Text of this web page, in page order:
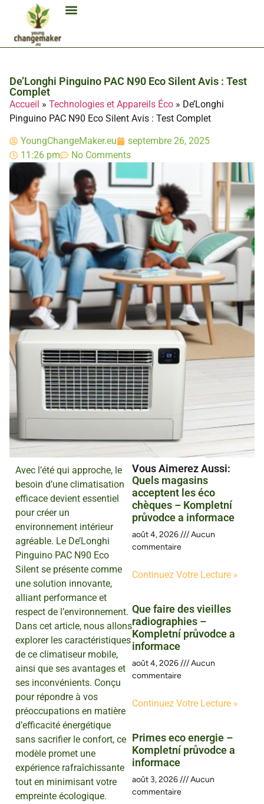
De’Longhi Pinguino PAC N90 Eco Silent Avis : Test
Complet
Accueil » Technologies et Appareils Éco » De’Longhi
Pinguino PAC N90 Eco Silent Avis : Test Complet
YoungChangeMaker.eu
septembre 26, 2025
11:26 pm
No Comments
Avec l’été qui approche, le
besoin d’une climatisation
efficace devient essentiel
pour créer un
environnement intérieur
agréable. Le De’Longhi
Pinguino PAC N90 Eco
Silent se présente comme
une solution innovante,
alliant performance et
respect de l’environnement.
Dans cet article, nous allons
explorer les caractéristiques
de ce climatiseur mobile,
ainsi que ses avantages et
ses inconvénients. Conçu
pour répondre à vos
préoccupations en matière
d’efficacité énergétique
sans sacrifier le confort, ce
modèle promet une
expérience rafraîchissante
tout en minimisant votre
empreinte écologique.
Vous Aimerez Aussi :
Quels magasins
acceptent les éco
chèques – Kompletní
průvodce a informace
août 4, 2026
Aucun
commentaire
Continuez Votre Lecture »
Que faire des vieilles
radiographies –
Kompletní průvodce a
informace
août 4, 2026
Aucun
commentaire
Continuez Votre Lecture »
Primes eco energie –
Kompletní průvodce a
informace
août 3, 2026
Aucun
commentaire